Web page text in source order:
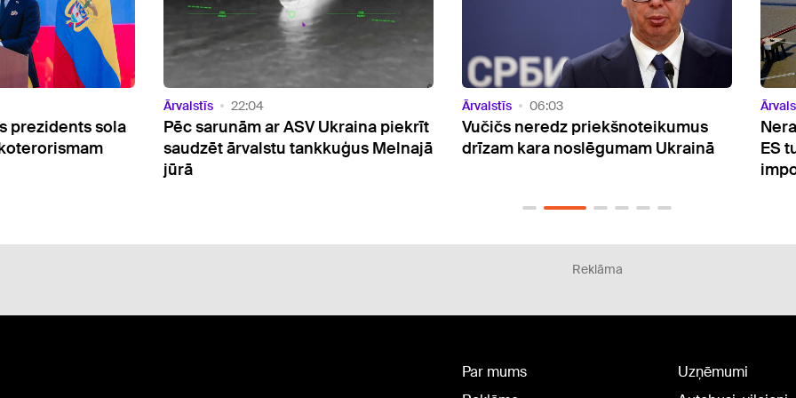
Ukraina piekrīt
Melnajā
Ārvalstīs 06:03
Vučičs neredz priekšnoteikumus
drīzam kara noslēgumam Ukrainā
Ārvalstīs 21:09
Neraugoties uz plāniem atteikties,
ES turpina palielināt Krievijas gāzes
Reklāma
Par mums
Uzņēmumi